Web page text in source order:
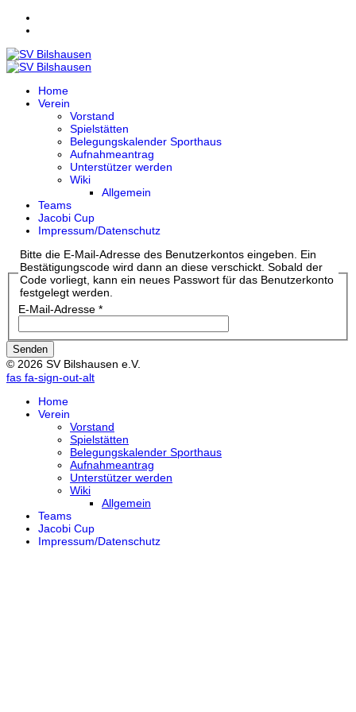
Home
Verein
Vorstand
Spielstätten
Belegungskalender Sporthaus
Aufnahmeantrag
Unterstützer werden
Wiki
Allgemein
Teams
Jacobi Cup
Impressum/Datenschutz
Bitte die E-Mail-Adresse des Benutzerkontos eingeben. Ein
Bestätigungscode wird dann an diese verschickt. Sobald der
Code vorliegt, kann ein neues Passwort für das Benutzerkonto
festgelegt werden.
E-Mail-Adresse*
Senden
© 2026 SV Bilshausen e.V.
fas fa-sign-out-alt
Home
Verein
Vorstand
Spielstätten
Belegungskalender Sporthaus
Aufnahmeantrag
Unterstützer werden
Wiki
Allgemein
Teams
Jacobi Cup
Impressum/Datenschutz